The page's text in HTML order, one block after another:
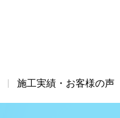
施工実績・お客様の声